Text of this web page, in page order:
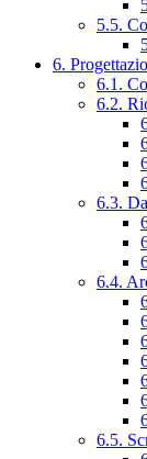
5.5.
6.
6.1.
6.2.
6.3.
6.4.
6.5.